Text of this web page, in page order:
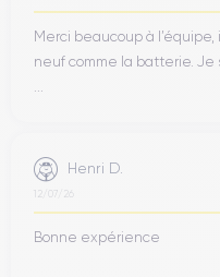
Merci beaucoup à l’équipe,
neuf comme la batterie.
Henri D.
12/07/26
Bonne expérience